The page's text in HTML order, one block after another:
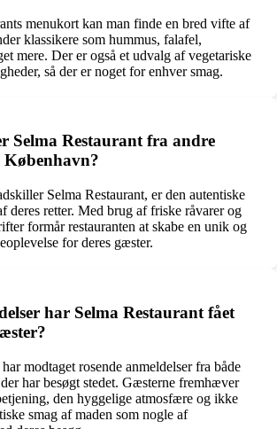
menukort kan man finde en bred vifte af
klassikere som hummus, falafel,
mere. Der er også et udvalg af vegetariske
så der er noget for enhver smag.
Selma Restaurant fra andre
Selma Restaurant, er den autentiske
deres retter. Med brug af friske råvarer og
formår restauranten at skabe en unik og
for deres gæster.
har Selma Restaurant fået
modtaget rosende anmeldelser fra både
har besøgt stedet. Gæsterne fremhæver
den hyggelige atmosfære og ikke
smag af maden som nogle af